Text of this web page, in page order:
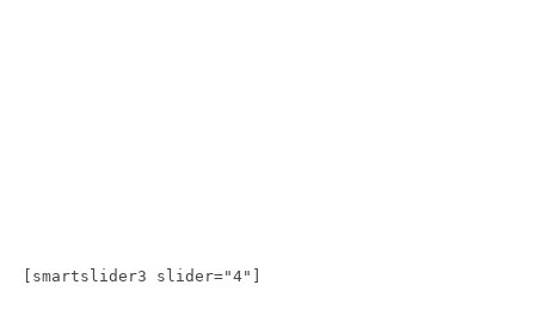
[smartslider3 slider="4"]